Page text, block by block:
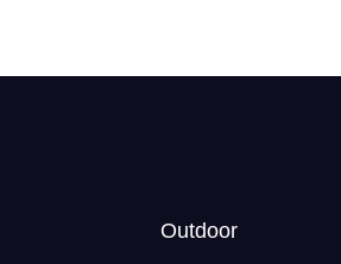
Outdoor